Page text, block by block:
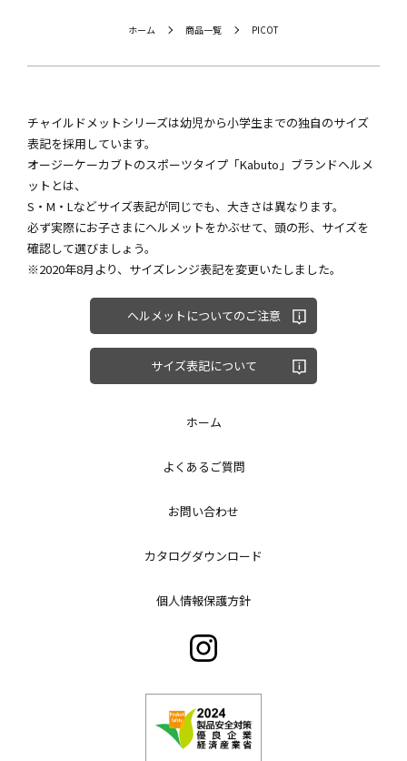
ホーム 商品一覧 PICOT
チャイルドメットシリーズは幼児から小学生までの独自のサイズ
表記を採用しています。
オージーケーカブトのスポーツタイプ「Kabuto」ブランドヘルメ
ットとは、
S・M・Lなどサイズ表記が同じでも、大きさは異なります。
必ず実際にお子さまにヘルメットをかぶせて、頭の形、サイズを
確認して選びましょう。
※2020年8月より、サイズレンジ表記を変更いたしました。
ヘルメットについてのご注意
サイズ表記について
ホーム
よくあるご質問
お問い合わせ
カタログダウンロード
個人情報保護方針